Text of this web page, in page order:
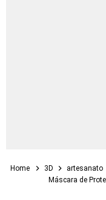
Home 3D artesanato
Máscara de